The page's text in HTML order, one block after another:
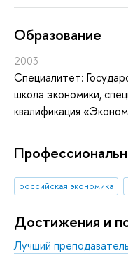
Oбразование
2003
Специалитет:
школа экономики,
квалификация
российская экономика
Достижения и
Лучший преподаватель